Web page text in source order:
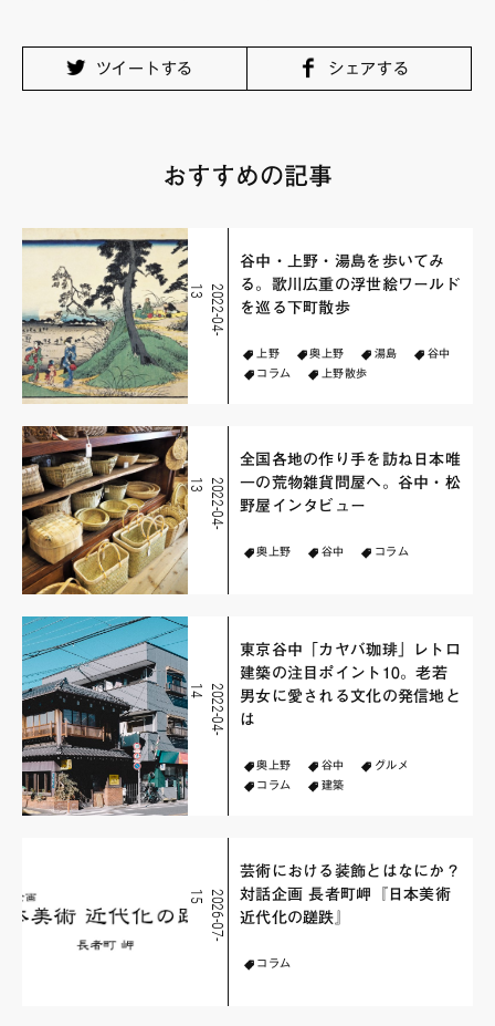
ツイートする シェアする
おすすめの記事
2
0
2
2
-
0
4
-
1
3
谷中・上野・湯島を歩いてみ
る。歌川広重の浮世絵ワールド
を巡る下町散歩
上野 奥上野 湯島
谷中
コラム
上野散歩
2
0
2
2
-
0
4
-
1
3
全国各地の作り手を訪ね日本唯
一の荒物雑貨問屋へ。谷中・松
野屋インタビュー
奥上野 谷中 コラム
2
0
2
2
-
0
4
-
1
4
東京谷中「カヤバ珈琲」レトロ
建築の注目ポイント10。老若
男女に愛される文化の発信地と
は
奥上野 谷中
グルメ
コラム
建築
2
0
2
6
-
0
7
-
1
5
芸術における装飾とはなにか？
対話企画 長者町岬『日本美術
近代化の蹉跌』
コラム